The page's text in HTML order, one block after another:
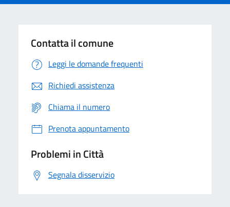
Contatta il comune
Leggi le domande frequenti
Richiedi assistenza
Chiama il numero
Prenota appuntamento
Problemi in Città
Segnala disservizio